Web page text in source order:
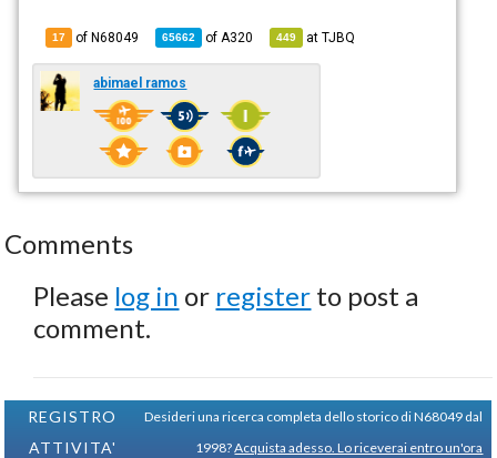
17 of N68049 65662 of A320 449 atTJBQ
abimael ramos
Comments
Please log in or register to post a
comment.
REGISTRO
ATTIVITA'
Desideri una ricerca completa dello storico di N68049 dal
1998?Acquista adesso. Lo riceverai entro un'ora